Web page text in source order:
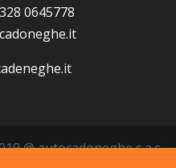
0645778
@ autocadoneghe s.a.s.